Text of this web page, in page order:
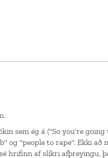
sem ég á ("So you're
og "people to rape". Ekki
hrifinn af slíkri afþreyingu,